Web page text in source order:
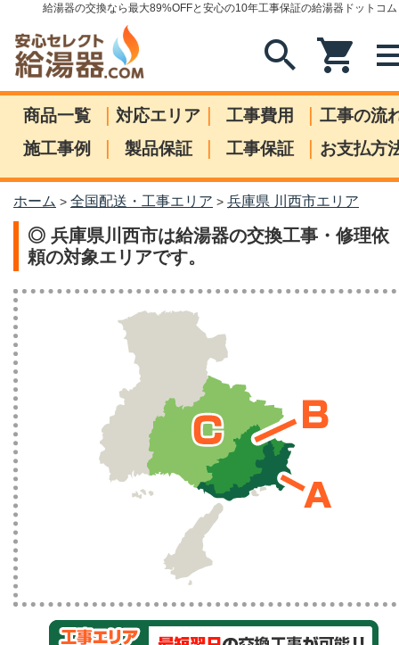
給湯器の交換なら最大89%OFFと安心の10年工事保証の給湯器ドットコム
search shopping_cart
商品一覧 | 対応エリア | 工事費用 | 工事の流
施工事例
| 製品保証 | 工事保証 | お支払方
ホーム > 全国配送・工事エリア > 兵庫県 川西市エリア
◎ 兵庫県川西市は給湯器の交換工事・修理依
頼の対象エリアです。